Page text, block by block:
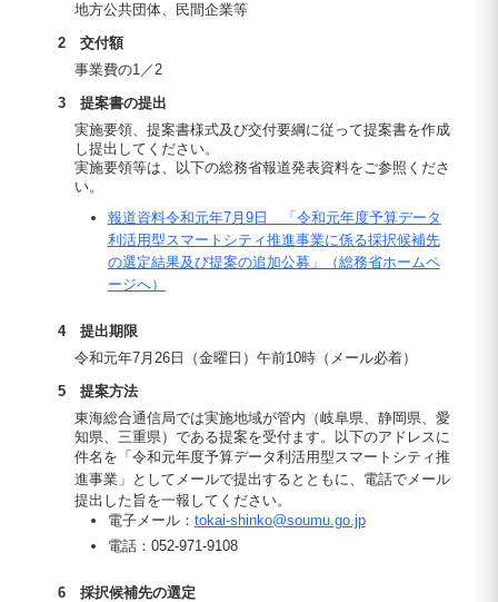
地方公共団体、民間企業等
2 交付額
事業費の1／2
3 提案書の提出
実施要領、提案書様式及び交付要綱に従って提案書を作成
し提出してください。
実施要領等は、以下の総務省報道発表資料をご参照くださ
い。
報道資料令和元年7月9日 「令和元年度予算データ
利活用型スマートシティ推進事業に係る採択候補先
の選定結果及び提案の追加公募」（総務省ホームペ
ージへ）
4 提出期限
令和元年7月26日（金曜日）午前10時（メール必着）
5 提案方法
東海総合通信局では実施地域が管内（岐阜県、静岡県、愛
知県、三重県）である提案を受付ます。以下のアドレスに
件名を
令和元年度予算データ利活用型スマートシティ推
進事業
としてメールで提出するとともに、電話でメール
提出した旨を一報してください。
電子メール： tokai-shinko@soumu.go.jp
電話：052-971-9108
6 採択候補先の選定